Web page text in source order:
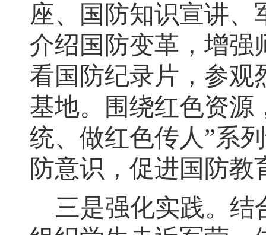
座、国防知识宣讲
介绍国防变革 ， 增强
看国防纪录片 ， 参观
基地。围绕红色资源
统、做红色传人”系
防意识 ， 促进国防教
三是强化实践。 结